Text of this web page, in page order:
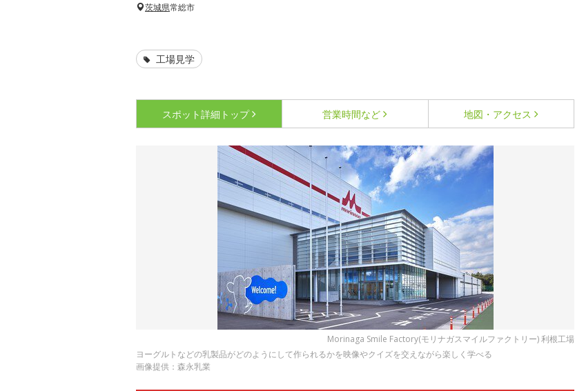
茨城県常総市
工場見学
スポット詳細 トップ 営業時間など 地図・アクセス
Morinaga Smile Factory(モリナガスマイルファクトリー) 利根工場
ヨーグルトなどの乳製品がどのようにして作られるかを映像やクイズを交えながら楽しく学べる
画像提供：森永乳業